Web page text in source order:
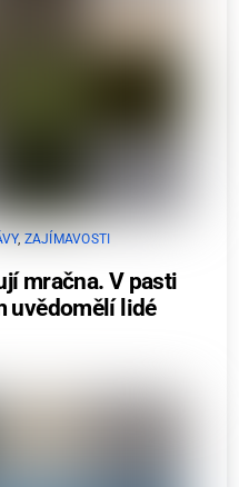
, ZAJÍMAVOSTI
mračna. V pasti
uvědomělí lidé